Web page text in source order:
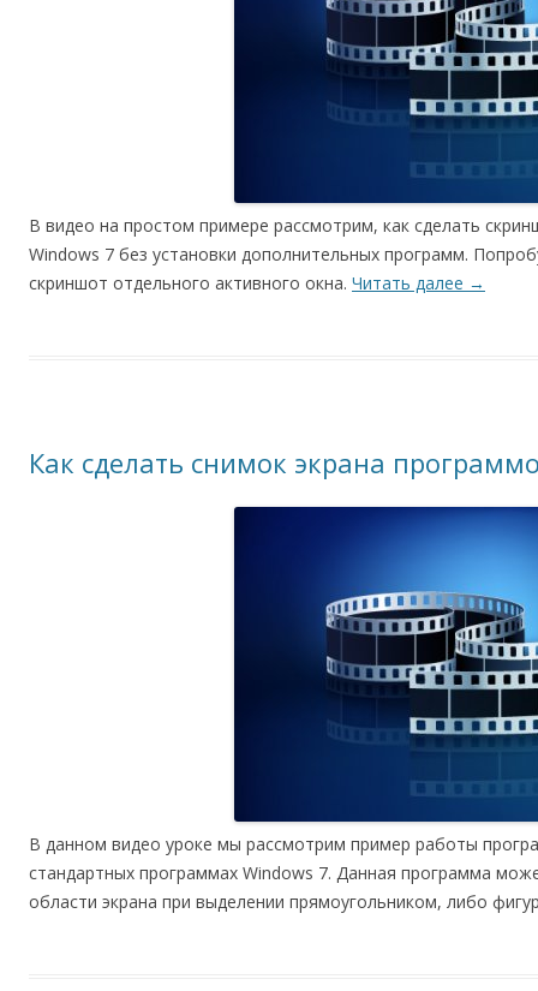
В видео на простом примере рассмотрим, как сделать
Windows 7 без установки дополнительных программ.
скриншот отдельного активного окна. Читать далее →
Как сделать снимок экрана
В данном видео уроке мы рассмотрим пример работы
стандартных программах Windows 7. Данная программа
области экрана при выделении прямоугольником, либо